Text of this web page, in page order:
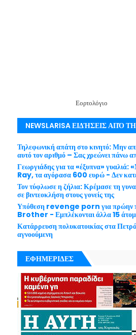
Εορτολόγιο
NEWSLARISA ΕΙΔΉΣΕΙΣ ΑΠΌ
ΤΟΝ ΚΌΣΜΟ ΜΕ ΕΓΚΥΡΌΤΗΤΑ
Τηλεφωνική απάτη στο κινητό: Μην
αυτό τον αριθμό – Σας χρεώνει πάνω
Γεωργιάδης για τα «έξυπνα»
Ray, τα αγόρασα 600 ευρώ - Δεν
Τον τύφλωσε η ζήλια: Κρέμασε τη
σε βιντεοκλήση στους γονείς της
Υπόθεση revenge porn για πρώην
Brother - Εμπλέκονται άλλα 15
Κατάρρευση πολυκατοικίας στα
αγνοούμενη
ΕΦΗΜΕΡΙΔΕΣ